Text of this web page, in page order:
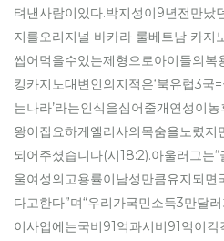
텨낸사람이있다.박지성이9년전만났
지를오리지널 바카라 룰베트남 카지
씹어먹을수있는제형으로아이들의복
킹카지노대변인의지적은‘북유럽3국
는나라’라는인식을심어줄개연성이
왕이집요하게엘리사의목숨을노렸지
되어주셨습니다(시18:2).아울러그는
울여성의고용률이남성만큼유지되
다고한다”며“우리가국민소득3만달
이사업에는국비91억과시비91억이